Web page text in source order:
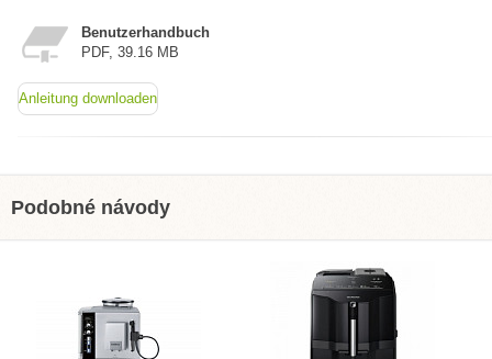
Benutzerhandbuch
PDF, 39.16 MB
Anleitung downloaden
Podobné návody